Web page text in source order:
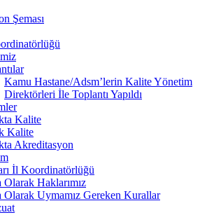
Şeması
Kamu Hastane/Adsm’lerin Kalite Yönetim
Direktörleri İle Toplantı Yapıldı
Kalite
Kalite
Akreditasyon
İl Koordinatörlüğü
Olarak Haklarımız
Olarak Uymamız Gereken Kurallar